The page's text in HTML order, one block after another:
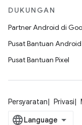
DUKUNGAN
Partner Android di
Pusat Bantuan Android
Pusat Bantuan Pixel
Persyaratan Privasi